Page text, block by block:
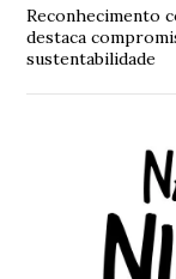
Reconhecimento
destaca
sustentabilidade